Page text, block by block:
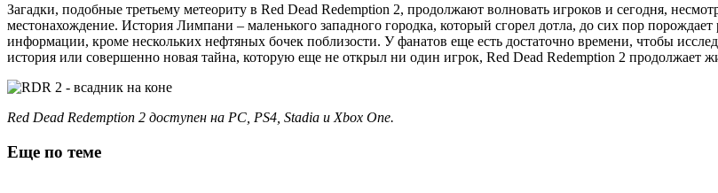
Загадки, подобные третьему метеориту в Red Dead Redemption 2, продолжают волновать игроков и сегодня,
местонахождение. История Лимпани – маленького западного городка, который сгорел дотла, до сих пор
информации, кроме нескольких нефтяных бочек поблизости. У фанатов еще есть достаточно времени, чтобы
история или совершенно новая тайна, которую еще не открыл ни один игрок, Red Dead Redemption 2 продолжает
Red Dead Redemption 2 доступен на PC, PS4, Stadia и Xbox One.
Еще по теме